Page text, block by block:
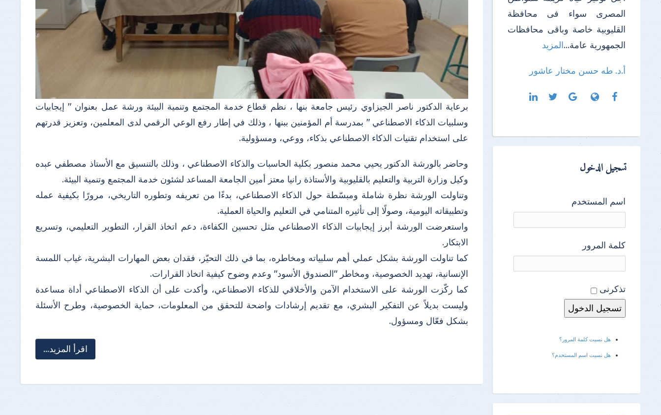
برعاية الدكتور ناصر الجيزاوي رئيس جامعة بنها ، نظم قطاع خدمة المجتمع وتنمية البيئة ورشة عمل بعنوان " إيجابيات
وسلبيات الذكاء الاصطناعي " بمدرسة أم المؤمنين ببنها ، وذلك في إطار رفع الوعي الرقمي لدى المعلمين، وتعزيز قدرتهم
على استخدام تقنيات الذكاء الاصطناعي بذكاء، ووعي، ومسؤولية.
وحاضر بالورشة الدكتور يحيي محمد منصور بكلية الحاسبات والذكاء الاصطناعي ، وذلك بالتنسيق مع الأستاذ مصطفي عبده
وكيل وزارة التربية والتعليم بالقليوبية والأستاذة رانيا معتز أمين الجامعة المساعد لشئون خدمة المجتمع وتنمية البيئة.
وتناولت الورشة نظرة شاملة ومبسّطة حول الذكاء الاصطناعي، بدءًا من تعريفه وتطوره التاريخي، مرورًا بكيفية عمله
وتطبيقاته اليومية، وصولًا إلى تأثيره المتنامي في التعليم والحياة العملية.
واستعرضت الورشة أبرز إيجابيات الذكاء الاصطناعي مثل تحسين الكفاءة، دعم اتخاذ القرار، التطوير التعليمي، وتسريع
الابتكار.
كما تناولت الورشة بشكل عملي أهم سلبياته ومخاطره، بما في ذلك التحيّز، فقدان بعض المهارات البشرية، غياب اللمسة
الإنسانية، تهديد الخصوصية، ومخاطر "الصندوق الأسود" وعدم وضوح كيفية اتخاذ القرارات.
كما ركّزت الورشة على الاستخدام الآمن والأخلاقي للذكاء الاصطناعي، وأكدت على أن الذكاء الاصطناعي أداة مساعدة
وليست بديلاً عن التفكير البشري، مع تقديم إرشادات واضحة للتحقق من المعلومات، حماية الخصوصية، وطرح الأسئلة
بشكل فعّال ومسؤول.
اقرأ المزيد...
المصرى سواء فى محافظة
القليوبية خاصة وباقى محافظات
الجمهورية عامة...المزيد
أ.د. طه حسن مختار عاشور
تسجيل الدخول
اسم المستخدم
كلمة المرور
تذكرنى
هل نسيت كلمة المرور؟
هل نسيت اسم المستخدم؟